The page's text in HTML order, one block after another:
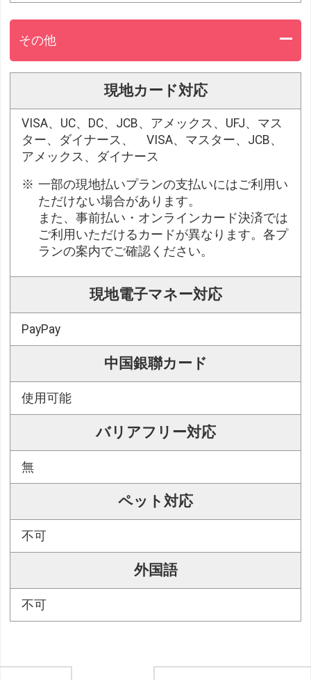
その他
現地カード対応
VISA、UC、DC、JCB、アメックス、UFJ、マス
ター、ダイナース、 VISA、マスター、JCB、
アメックス、ダイナース
一部の現地払いプランの支払いにはご利用い
ただけない場合があります。
また、事前払い・オンラインカード決済では
ご利用いただけるカードが異なります。各プ
ランの案内でご確認ください。
現地電子マネー対応
PayPay
中国銀聯カード
使用可能
バリアフリー対応
無
ペット対応
不可
外国語
不可